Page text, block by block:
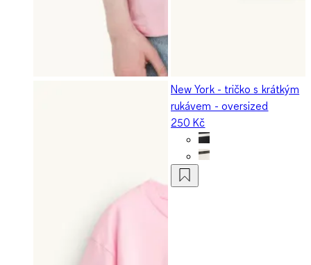
New York - tričko s krátkým
rukávem - oversized
250 Kč